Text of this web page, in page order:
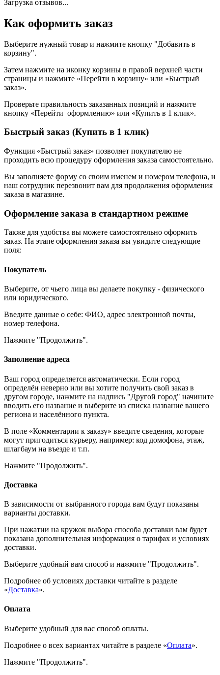
Загрузка отзывов...
Как оформить заказ
Выберите нужный товар и нажмите кнопку "Добавить в
корзину".
Затем нажмите на иконку корзины в правой верхней части
страницы и нажмите «Перейти в корзину» или «Быстрый
заказ».
Проверьте правильность заказанных позиций и нажмите
кнопку «Перейти оформлению» или «Купить в 1 клик».
Быстрый заказ (Купить в 1 клик)
Функция «Быстрый заказ» позволяет покупателю не
проходить всю процедуру оформления заказа самостоятельно.
Вы заполняете форму со своим именем и номером телефона, и
наш сотрудник перезвонит вам для продолжения оформления
заказа в магазине.
Оформление заказа в стандартном режиме
Также для удобства вы можете самостоятельно оформить
заказ. На этапе оформления заказа вы увидите следующие
поля:
Покупатель
Выберите, от чьего лица вы делаете покупку - физического
или юридического.
Введите данные о себе: ФИО, адрес электронной почты,
номер телефона.
Нажмите "Продолжить".
Заполнение адреса
Ваш город определяется автоматически. Если город
определён неверно или вы хотите получить свой заказ в
другом городе, нажмите на надпись "Другой город" начините
вводить его название и выберите из списка название вашего
региона и населённого пункта.
В поле «Комментарии к заказу» введите сведения, которые
могут пригодиться курьеру, например: код домофона, этаж,
шлагбаум на въезде и т.п.
Нажмите "Продолжить".
Доставка
В зависимости от выбранного города вам будут показаны
варианты доставки.
При нажатии на кружок выбора способа доставки вам будет
показана дополнительная информация о тарифах и условиях
доставки.
Выберите удобный вам способ и нажмите "Продолжить".
Подробнее об условиях доставки читайте в разделе
«Доставка».
Оплата
Выберите удобный для вас способ оплаты.
Подробнее о всех вариантах читайте в разделе «Оплата».
Нажмите "Продолжить".